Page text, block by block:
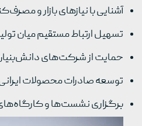
آشنایی با نیازهای بازار و
تسهیل ارتباط مستقیم میان
حمایت از شرکت‌های
توسعه صادرات محصولات
برگزاری نشست‌ها و